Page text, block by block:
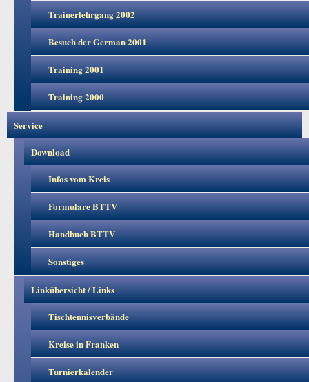
Trainerlehrgang 2002
Besuch der German 2001
Training 2001
Training 2000
Service
Download
Infos vom Kreis
Formulare BTTV
Handbuch BTTV
Sonstiges
Linkübersicht / Links
Tischtennisverbände
Kreise in Franken
Turnierkalender